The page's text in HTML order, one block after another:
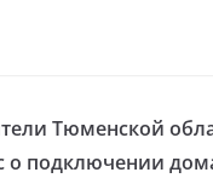
Тюменской
о подключении